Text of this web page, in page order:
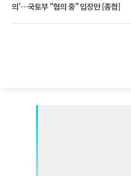
의'⋯국토부 "협의 중" 입장만 [종합]